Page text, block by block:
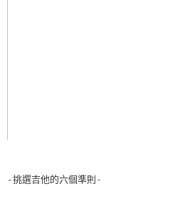
-挑選吉他的六個準則-